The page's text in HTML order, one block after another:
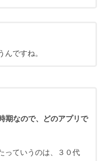
んですね。
期なので、どのアプリで
っていうのは、３０代